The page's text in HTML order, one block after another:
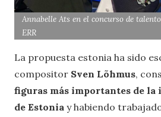
Annabelle Ats en el concurso de
ERR
La propuesta estonia ha sido
compositor Sven Lõhmus,
figuras más importantes de
de Estonia y habiendo